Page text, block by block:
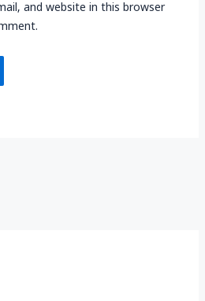
and website in this browser